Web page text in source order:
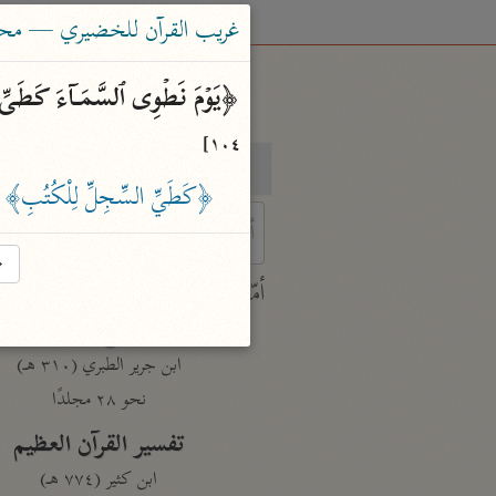
characters for results.
أمّهات
ابن جرير الطبري (٣١٠ هـ)
نحو ٢٨ مجلدًا
تفسير القرآن العظيم
ابن كثير (٧٧٤ هـ)
غريب القرآن للخضيري —
﴿یَوۡمَ نَطۡوِی ٱلسَّمَاۤءَ كَطَیِّ
١٠٤]
﴿كَطَيِّ السِّجِلِّ لِلْكُتُبِ﴾